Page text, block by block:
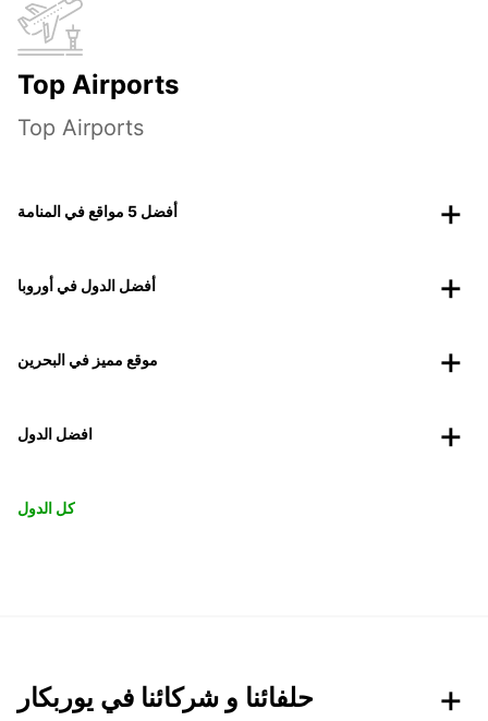
Top Airports
Top Airports
أفضل 5 مواقع في المنامة
أفضل الدول في أوروبا
موقع مميز في البحرين
افضل الدول
كل الدول
حلفائنا و شركائنا في يوربكار